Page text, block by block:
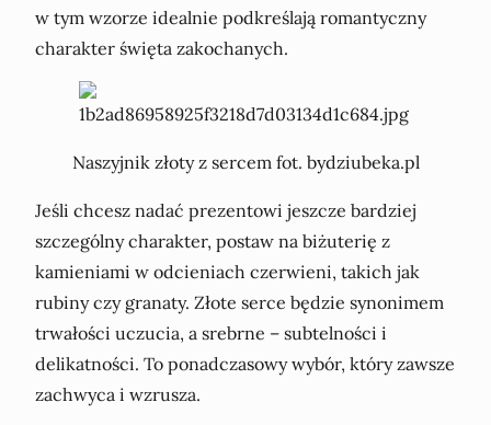
w tym wzorze idealnie podkreślają romantyczny
charakter święta zakochanych.
Naszyjnik złoty z sercem fot. bydziubeka.pl
Jeśli chcesz nadać prezentowi jeszcze bardziej
szczególny charakter, postaw na biżuterię z
kamieniami w odcieniach czerwieni, takich jak
rubiny czy granaty. Złote serce będzie synonimem
trwałości uczucia, a srebrne – subtelności i
delikatności. To ponadczasowy wybór, który zawsze
zachwyca i wzrusza.